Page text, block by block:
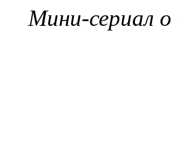
Мини-сериал о